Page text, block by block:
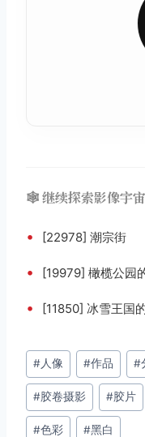
🕸️ 继续探索影像宇宙
• [22978] 潮宗街
• [19979] 橄榄公园
• [11850] 冰雪王国
文
章
标
签：
#人像 #作品 #
#胶卷摄影 #胶片
#色彩 #黑白